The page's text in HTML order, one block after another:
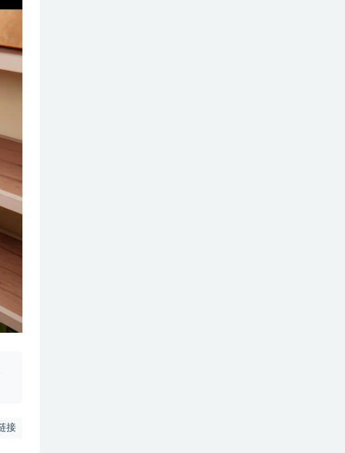
接